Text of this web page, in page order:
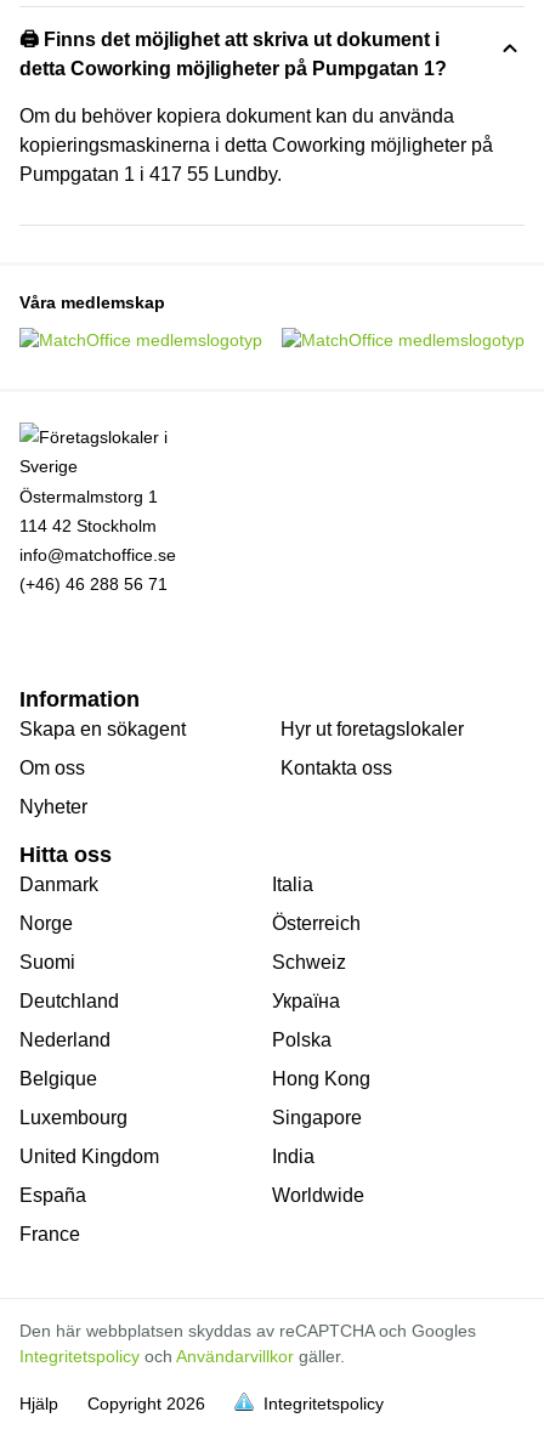
🖨️ Finns det möjlighet att skriva ut dokument i
detta Coworking möjligheter på Pumpgatan 1?
Om du behöver kopiera dokument kan du använda
kopieringsmaskinerna i detta Coworking möjligheter på
Pumpgatan 1 i 417 55 Lundby.
är full
är full
är full
är full
är full
är full
är full
är full
är full
är full
är full
är full
är full
Våra medlemskap
Östermalmstorg 1
114 42 Stockholm
info@matchoffice.se
(+46) 46 288 56 71
Information
Skapa en sökagent
Om oss
Nyheter
Hyr ut foretagslokaler
Kontakta oss
Hitta oss
Danmark
Norge
Suomi
Deutchland
Nederland
Belgique
Luxembourg
United Kingdom
España
France
Italia
Österreich
Schweiz
Україна
Polska
Hong Kong
Singapore
India
Worldwide
Den här webbplatsen skyddas av reCAPTCHA och Googles
Integritetspolicy och Användarvillkor gäller.
Hjälp Copyright 2026 Integritetspolicy